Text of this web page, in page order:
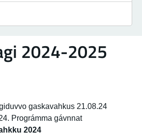
2024-2025
gaskavahkus 21.08.24
Prográmma gávnnat
2024